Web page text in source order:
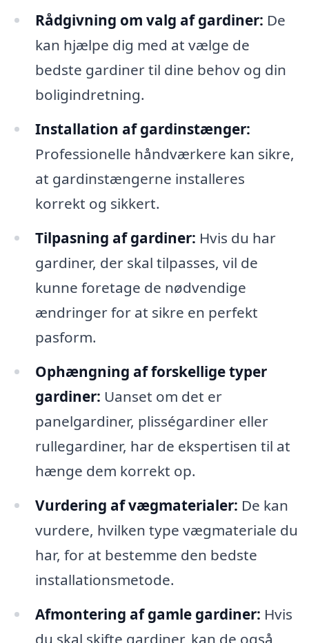
Rådgivning om valg af gardiner: De
kan hjælpe dig med at vælge de
bedste gardiner til dine behov og din
boligindretning.
Installation af gardinstænger:
Professionelle håndværkere kan sikre,
at gardinstængerne installeres
korrekt og sikkert.
Tilpasning af gardiner: Hvis du har
gardiner, der skal tilpasses, vil de
kunne foretage de nødvendige
ændringer for at sikre en perfekt
pasform.
Ophængning af forskellige typer
gardiner: Uanset om det er
panelgardiner, plisségardiner eller
rullegardiner, har de ekspertisen til at
hænge dem korrekt op.
Vurdering af vægmaterialer: De kan
vurdere, hvilken type vægmateriale du
har, for at bestemme den bedste
installationsmetode.
Afmontering af gamle gardiner: Hvis
du skal skifte gardiner, kan de også